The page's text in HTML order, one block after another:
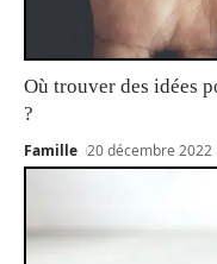
Où trouver des idées
?
Famille 20 décembre 2022